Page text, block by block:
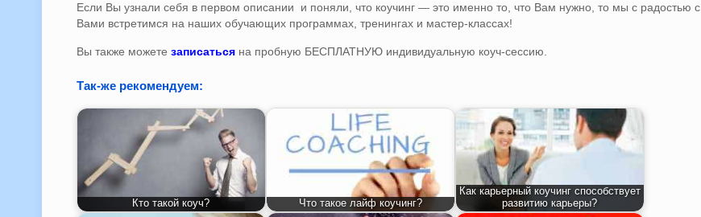
Если Вы узнали себя в первом описании и поняли, что коучинг — это именно то, что Вам нужно, то мы с радостью с
Вами встретимся на наших обучающих программах, тренингах и мастер-классах!
Вы также можете записатьсяна пробную БЕСПЛАТНУЮ индивидуальную коуч-сессию.
Так-же рекомендуем:
Кто такой коуч? Что такое лайф коучинг?
Как карьерный коучинг способствует
развитию карьеры?